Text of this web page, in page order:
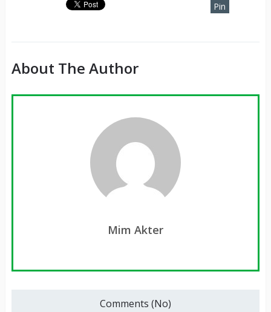
Pin
About The Author
Mim Akter
Comments (No)